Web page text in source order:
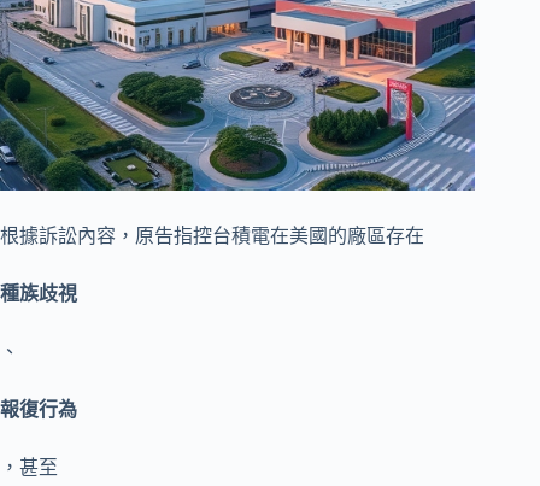
根據訴訟內容，原告指控台積電在美國的廠區存在
種族歧視
、
報復行為
，甚至